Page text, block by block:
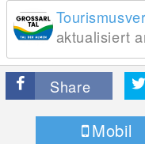
aktualisiert
Share
Mobil